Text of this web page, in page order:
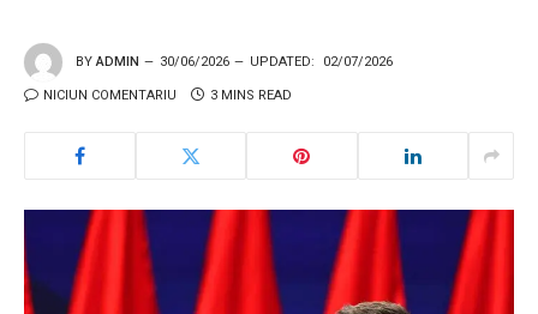
BY ADMIN 30/06/2026 UPDATED: 02/07/2026
NICIUN COMENTARIU 3 MINS READ